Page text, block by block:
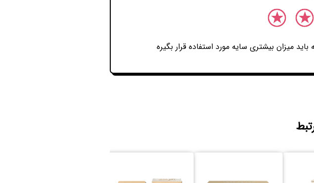
میزان بیشتری سایه مورد استفاده قرار بگیره